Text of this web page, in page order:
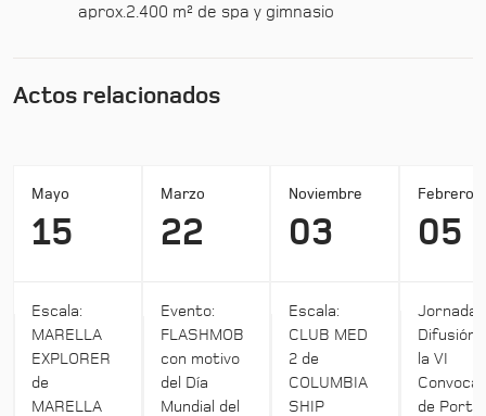
aprox.2.400 m² de spa y gimnasio
Actos relacionados
Mayo
15
Escala:
MARELLA
EXPLORER
de
MARELLA
Marzo
22
Evento:
FLASHMOB
con motivo
del Día
Mundial del
Noviembre
03
Escala:
CLUB MED
2 de
COLUMBIA
SHIP
Febrero
05
Jornada:
Difusión
la VI
de Ports